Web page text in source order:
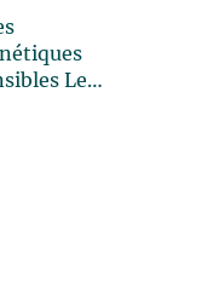
Les